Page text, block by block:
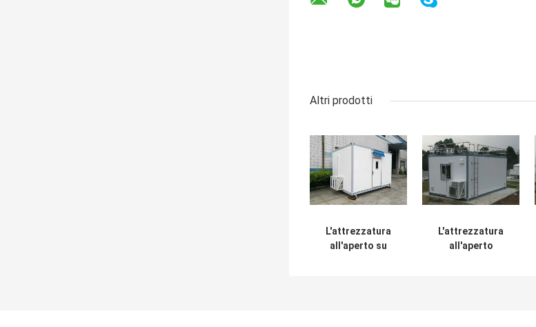
Altri prodotti
L'attrezzatura
all'aperto su
L'attrezzatura
all'aperto